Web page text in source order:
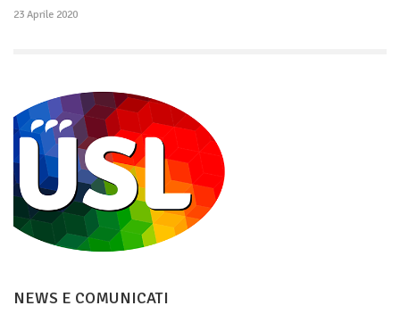
23 Aprile 2020
NEWS E COMUNICATI